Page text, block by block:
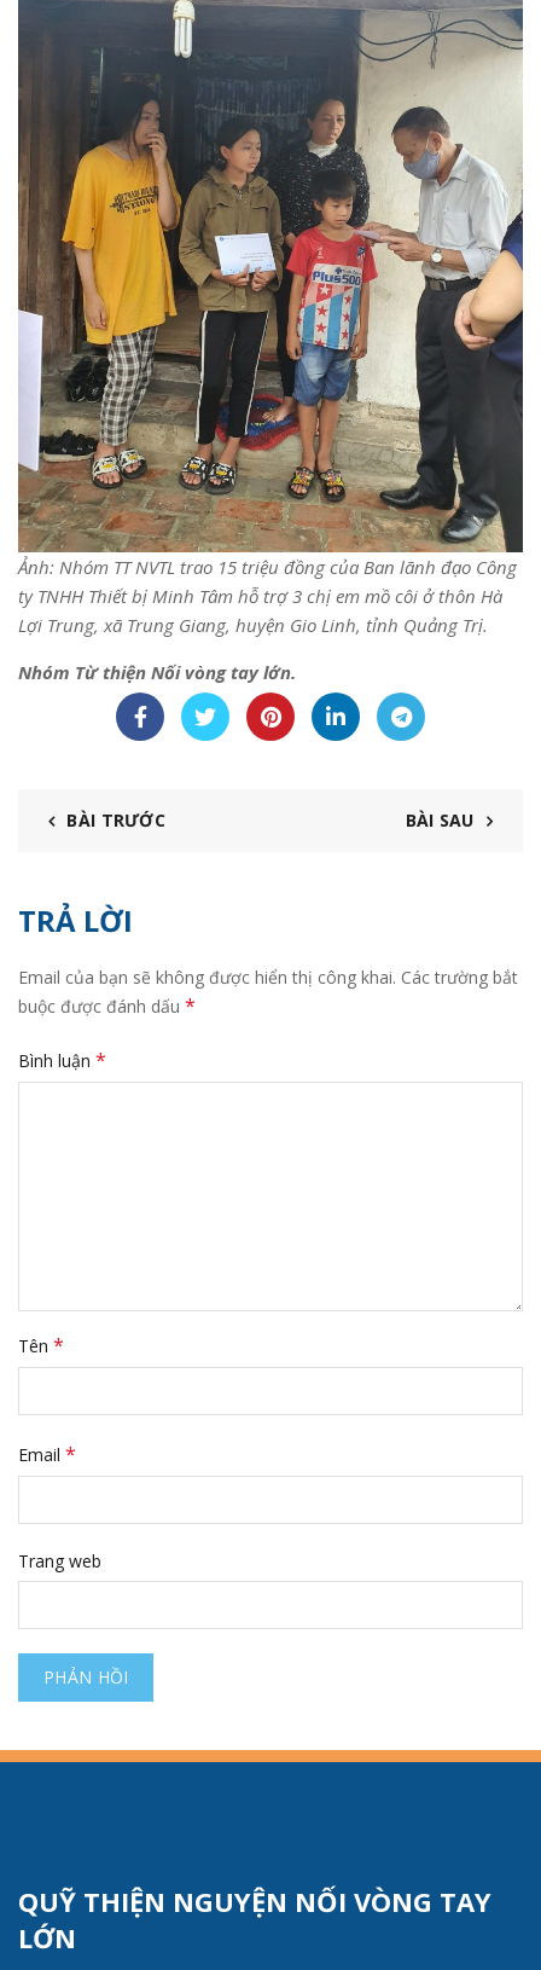
Ảnh: Nhóm TT NVTL trao 15 triệu đồng của Ban lãnh đạo Công
ty TNHH Thiết bị Minh Tâm hỗ trợ 3 chị em mồ côi ở thôn Hà
Lợi Trung, xã Trung Giang, huyện Gio Linh, tỉnh Quảng Trị.
Nhóm Từ thiện Nối vòng tay lớn.
BÀI TRƯỚC BÀI SAU
TRẢ LỜI
Email của bạn sẽ không được hiển thị công khai. Các trường bắt
buộc được đánh dấu *
Bình luận *
Tên *
Email *
Trang web
QUỸ THIỆN NGUYỆN NỐI VÒNG TAY
LỚN